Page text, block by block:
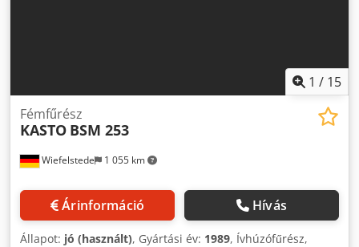
1 / 15
Wiefelstede 1 055 km
Fémfűrész
KASTO BSM 253
Árinformáció Hívás
Állapot: jó (használt), Gyártási év: 1989, Ívhúzófűrész,